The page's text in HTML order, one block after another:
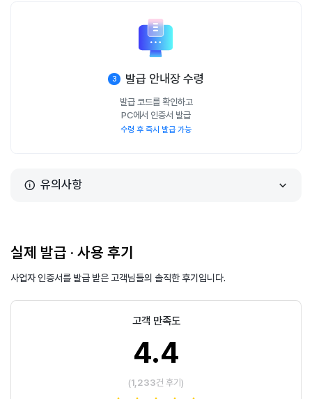
3 발급 안내장 수령
발급 코드를 확인하고
PC에서 인증서 발급
수령 후 즉시 발급 가능
유의사항
실제 발급 · 사용 후기
사업자 인증서를 발급 받은 고객님들의 솔직한 후기입니다.
고객 만족도
4.4
(1,233건 후기)